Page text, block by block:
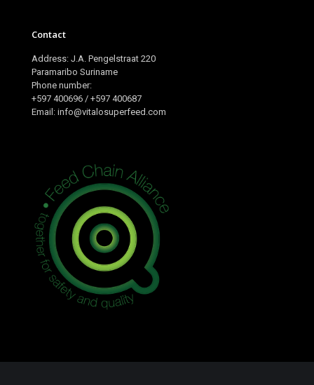
Contact
Address: J.A. Pengelstraat 220
Paramaribo Suriname
Phone number:
+597 400696 / +597 400687
Email: info@vitalosuperfeed.com